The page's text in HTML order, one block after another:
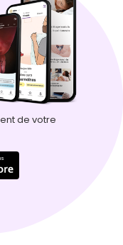
de votre